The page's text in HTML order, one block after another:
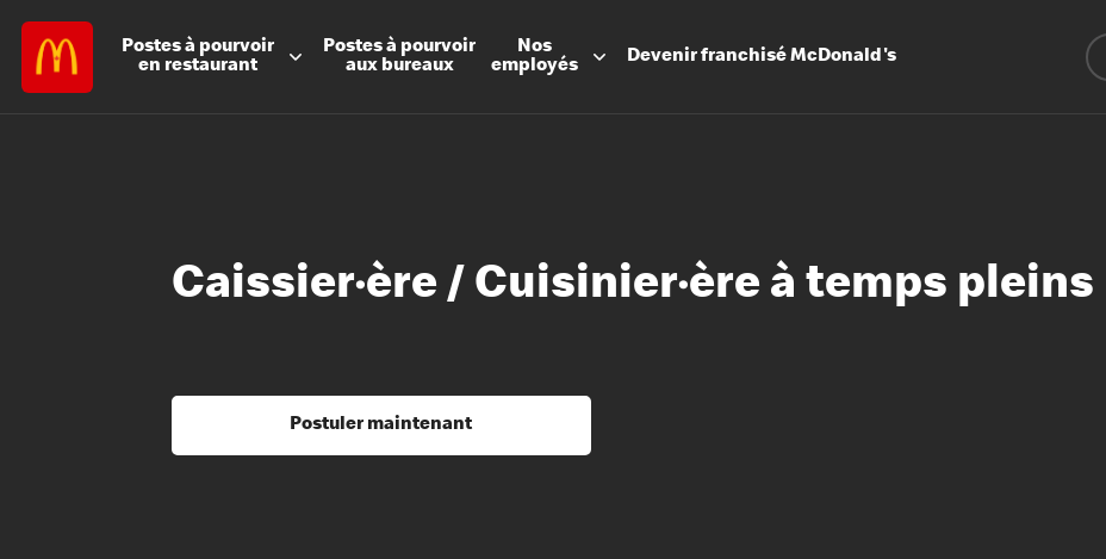
Postes à pourvoir
en restaurant
Postes à pourvoir
aux bureaux
Nos
employés
DevenirfranchiséMcDonald's
Les Arches
Caissier·ère / Cuisinier·ère à temps pleins
Postuler maintenant